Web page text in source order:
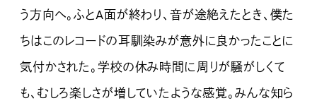
う方向へ。ふとA面が終わり、音が途絶えたとき、僕た
ちはこのレコードの耳馴染みが意外に良かったことに
気付かされた。学校の休み時間に周りが騒がしくて
も、むしろ楽しさが増していたような感覚。みんな知ら